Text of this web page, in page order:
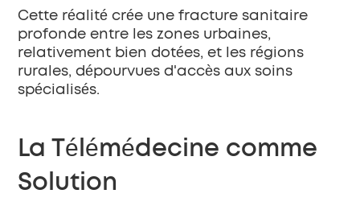
Cette réalité crée une fracture sanitaire
profonde entre les zones urbaines,
relativement bien dotées, et les régions
rurales, dépourvues d'accès aux soins
spécialisés.
La Télémédecine comme
Solution